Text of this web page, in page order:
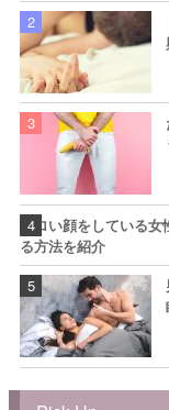
エロい顔をしている
る方法を紹介